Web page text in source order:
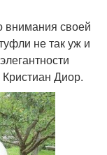
внимания своей
не так уж и
Кристиан Диор.